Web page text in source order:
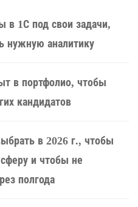
в 1С под свои задачи,
нужную аналитику
в портфолио, чтобы
кандидатов
в 2026 г., чтобы
и чтобы не
полгода